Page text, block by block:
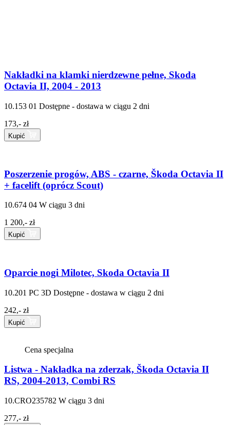
Nakładki na klamki nierdzewne pełne, Skoda
Octavia II, 2004 - 2013
10.153 01 Dostępne - dostawa w ciągu 2 dni
173,- zł
Kupić
Poszerzenie progów, ABS - czarne, Škoda Octavia II
+ facelift (oprócz Scout)
10.674 04 W ciągu 3 dni
1 200,- zł
Kupić
Oparcie nogi Milotec, Skoda Octavia II
10.201 PC 3D Dostępne - dostawa w ciągu 2 dni
242,- zł
Kupić
Cena specjalna
Listwa - Nakładka na zderzak, Škoda Octavia II
RS, 2004-2013, Combi RS
10.CRO235782 W ciągu 3 dni
277,- zł